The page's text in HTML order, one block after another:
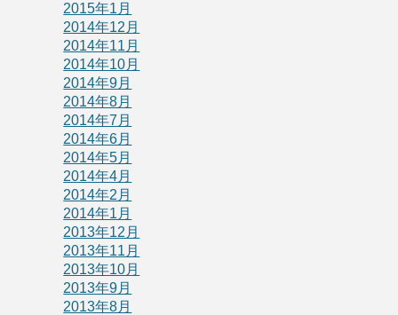
2015年1月
2014年12月
2014年11月
2014年10月
2014年9月
2014年8月
2014年7月
2014年6月
2014年5月
2014年4月
2014年2月
2014年1月
2013年12月
2013年11月
2013年10月
2013年9月
2013年8月